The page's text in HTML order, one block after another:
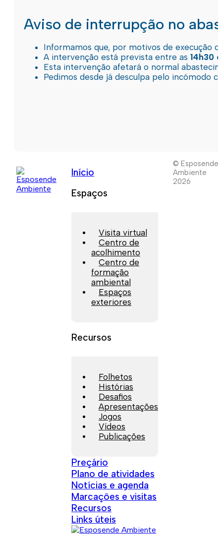
Aviso de interrupção no
Informamos que, por motivos de execução
A intervenção está prevista entre as 14h30
Esta intervenção afetará o normal
Pedimos desde já desculpa pelo incómodo
Início
Espaços
Visita virtual
Centro de
acolhimento
Centro de
formação
ambiental
Espaços
exteriores
Recursos
Folhetos
Histórias
Desafios
Apresentações
Jogos
Vídeos
Publicações
Preçário
Plano de atividades
Notícias e agenda
Marcações e visitas
Recursos
Links úteis
© Esposende
Ambiente
2026